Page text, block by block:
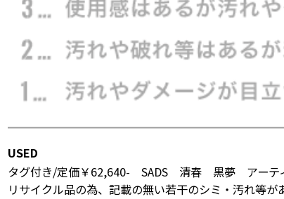
USED
タグ付き/定価￥62,640- SADS 清春 黒夢 アーテ
リサイクル品の為、記載の無い若干のシミ・汚れ等